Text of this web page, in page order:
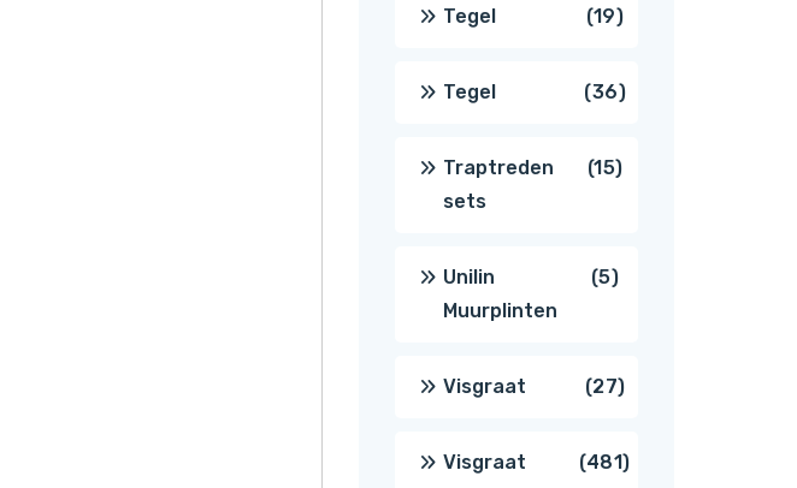
Tegel 1919
producten
Tegel 3636
producten
Traptreden
sets
1515
Unilin
Muurplinten
55
Visgraat 2727
producten
Visgraat 481481